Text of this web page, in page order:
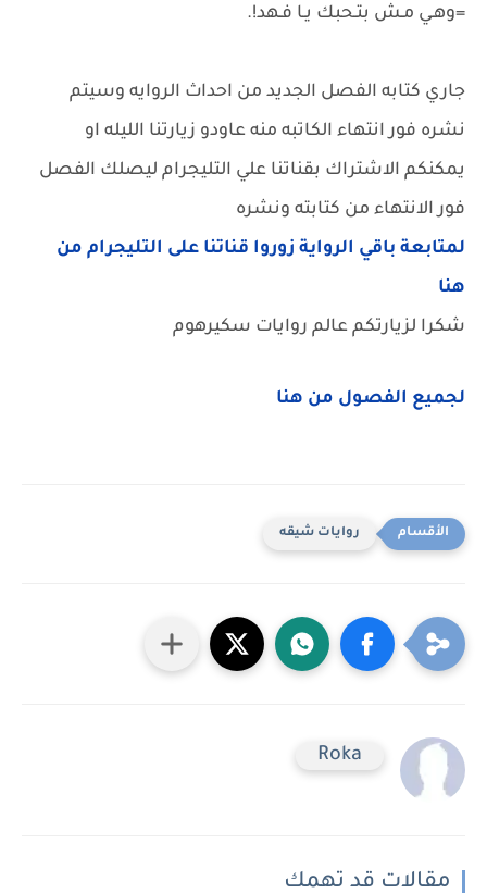
=وهـي مـش بتـحبك يـا فـهد!.
جاري كتابه الفصل الجديد من احداث الروايه وسيتم
نشره فور انتهاء الكاتبه منه عاودو زيارتنا الليله او
يمكنكم الاشتراك بقناتنا علي التليجرام ليصلك الفصل
فور الانتهاء من كتابته ونشره
لمتابعة باقي الرواية زوروا قناتنا على التليجرام من
هنا
شكرا لزيارتكم عالم روايات سكيرهوم
لجميع الفصول من هنا
روايات شيقه
Roka
مقالات قد تهمك